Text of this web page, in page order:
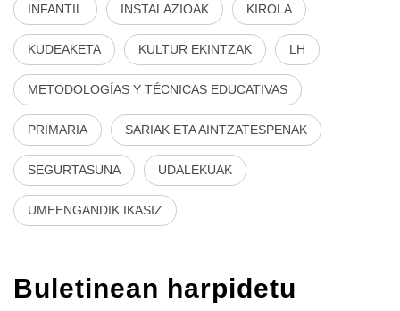
INFANTIL INSTALAZIOAK KIROLA
KUDEAKETA KULTUR EKINTZAK LH
METODOLOGÍAS Y TÉCNICAS EDUCATIVAS
PRIMARIA SARIAK ETA AINTZATESPENAK
SEGURTASUNA UDALEKUAK
UMEENGANDIK IKASIZ
Buletinean harpidetu